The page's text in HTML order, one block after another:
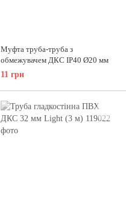
Муфта труба-труба з
обмежувачем ДКС IP40 Ø20 мм
11 грн